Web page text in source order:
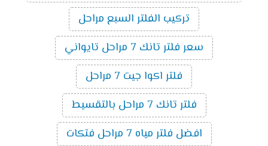
تركيب الفلتر السبع مراحل
سعر فلتر تانك 7 مراحل تايواني
فلتر اكوا جيت 7 مراحل
فلتر تانك 7 مراحل بالتقسيط
افضل فلتر مياه 7 مراحل فتكات